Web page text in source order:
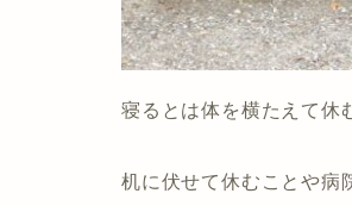
寝るとは体を横たえて休
机に伏せて休むことや病